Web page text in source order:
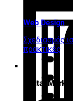
Web Design
Σχεδιασμός
πρακτικές
Digital